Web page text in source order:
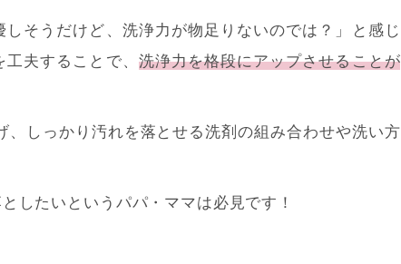
そうだけど、洗浄力が物足りないのでは？」と感じ
夫することで、 洗浄力を格段にアップさせることが
しっかり汚れを落とせる洗剤の組み合わせや洗い方
したいというパパ・ママは必見です！